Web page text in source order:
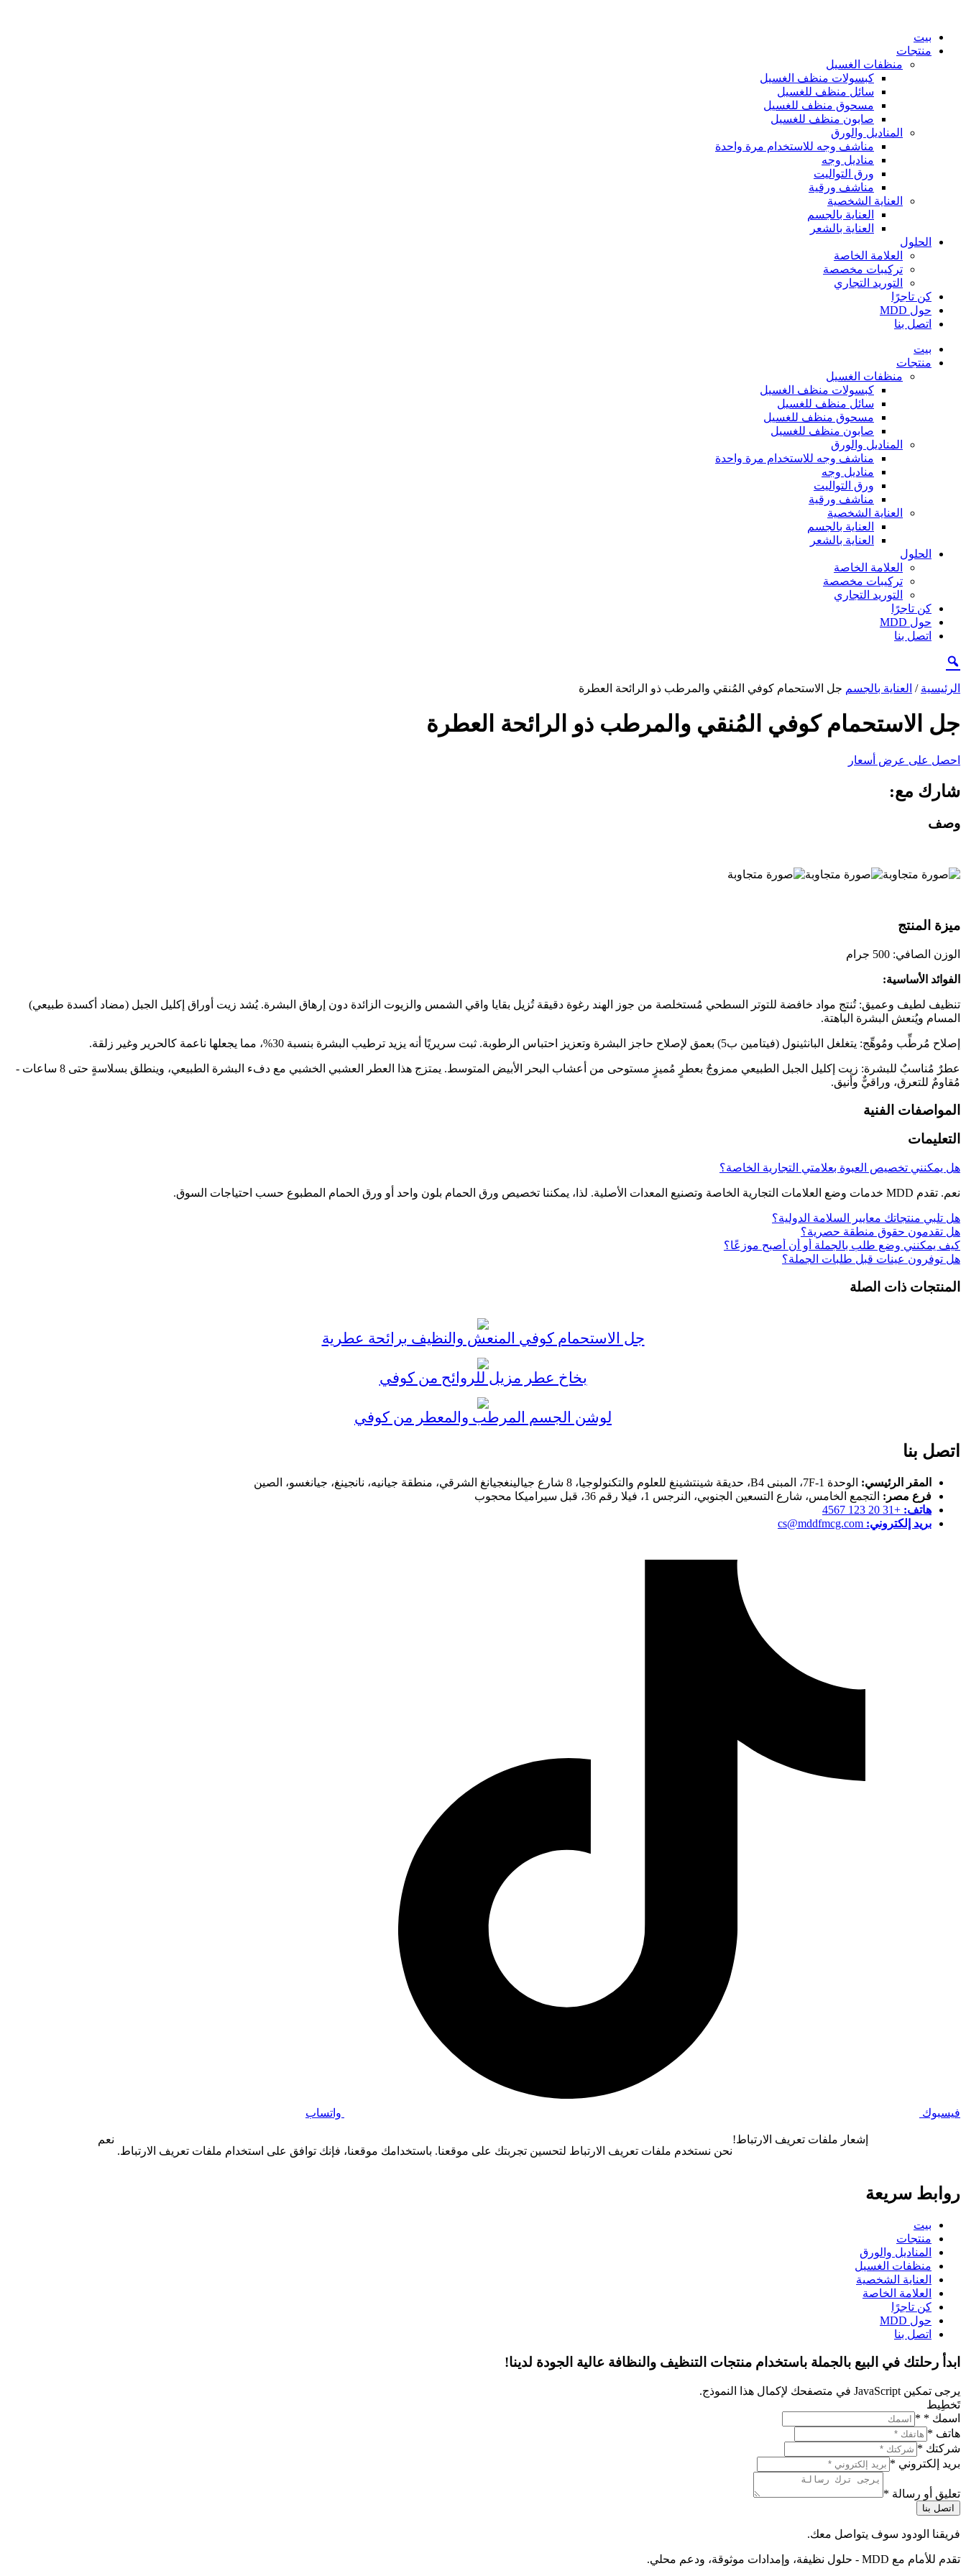
المحتوىبيت
منتجات
منظفات الغسيل
كبسولات منظف الغسيل
سائل منظف للغسيل
مسحوق منظف للغسيل
صابون منظف للغسيل
المناديل والورق
مناشف وجه للاستخدام مرة واحدة
مناديل وجه
ورق التواليت
مناشف ورقية
العناية الشخصية
العناية بالجسم
العناية بالشعر
الحلول
العلامة الخاصة
تركيبات مخصصة
التوريد التجاري
كن تاجرًا
حول MDD
اتصل بنا
بيت
منتجات
منظفات الغسيل
كبسولات منظف الغسيل
سائل منظف للغسيل
مسحوق منظف للغسيل
صابون منظف للغسيل
المناديل والورق
مناشف وجه للاستخدام مرة واحدة
مناديل وجه
ورق التواليت
مناشف ورقية
العناية الشخصية
العناية بالجسم
العناية بالشعر
الحلول
العلامة الخاصة
تركيبات مخصصة
التوريد التجاري
كن تاجرًا
حول MDD
اتصل بنا
الرئيسية / العناية بالجسم جل الاستحمام كوفي المُنقي والمرطب ذو الرائحة العطرة
جل الاستحمام كوفي المُنقي والمرطب ذو الرائحة العطرة
احصل على عرض أسعار
شارك مع:
وصف
ميزة المنتج
الوزن الصافي: 500 جرام
الفوائد الأساسية:
تنظيف لطيف وعميق: تُنتج مواد خافضة للتوتر السطحي مُستخلصة من جوز الهند رغوة دقيقة تُزيل بقايا واقي الشمس والزيوت الزائدة دون إرهاق البشرة. يُشد زيت أوراق إكليل الجبل (مضاد أكسدة طبيعي)
المسام ويُنعش البشرة الباهتة.
إصلاح مُرطِّب ومُوهِّج: يتغلغل البانثينول (فيتامين ب5) بعمق لإصلاح حاجز البشرة وتعزيز احتباس الرطوبة. ثبت سريريًا أنه يزيد ترطيب البشرة بنسبة 30%، مما يجعلها ناعمة كالحرير وغير زلقة.
عطرٌ مُناسبٌ للبشرة: زيت إكليل الجبل الطبيعي ممزوجٌ بعطرٍ مُميزٍ مستوحى من أعشاب البحر الأبيض المتوسط. يمتزج هذا العطر العشبي الخشبي مع دفء البشرة الطبيعي، وينطلق بسلاسةٍ حتى 8 ساعات -
مُقاومٌ للتعرق، وراقيٌّ وأنيق.
المواصفات الفنية
التعليمات
هل يمكنني تخصيص العبوة بعلامتي التجارية الخاصة؟
نعم. تقدم MDD خدمات وضع العلامات التجارية الخاصة وتصنيع المعدات الأصلية. لذا، يمكننا تخصيص ورق الحمام بلون واحد أو ورق الحمام المطبوع حسب احتياجات السوق.
هل تلبي منتجاتك معايير السلامة الدولية؟
هل تقدمون حقوق منطقة حصرية؟
كيف يمكنني وضع طلب بالجملة أو أن أصبح موزعًا؟
هل توفرون عينات قبل طلبات الجملة؟
المنتجات ذات الصلة
جل الاستحمام كوفي المنعش والنظيف برائحة عطرية
بخاخ عطر مزيل للروائح من كوفي
لوشن الجسم المرطب والمعطر من كوفي
اتصل بنا
المقر الرئيسي: الوحدة 1-7F، المبنى B4، حديقة شينتشينغ للعلوم والتكنولوجيا، 8 شارع جيالينغجيانغ الشرقي، منطقة جيانيه، نانجينغ، جيانغسو، الصين
فرع مصر: التجمع الخامس، شارع التسعين الجنوبي، النرجس 1، فيلا رقم 36، قبل سيراميكا محجوب
هاتف: +31 20 123 4567
بريد إلكتروني:
فيسبوك واتساب
إشعار ملفات تعريف الارتباط!
نحن نستخدم ملفات تعريف الارتباط لتحسين تجربتك على موقعنا. باستخدامك موقعنا، فإنك توافق على استخدام ملفات تعريف الارتباط.
نعم
روابط سريعة
بيت
منتجات
المناديل والورق
منظفات الغسيل
العناية الشخصية
العلامة الخاصة
كن تاجرًا
حول MDD
اتصل بنا
ابدأ رحلتك في البيع بالجملة باستخدام منتجات التنظيف والنظافة عالية الجودة لدينا!
يرجى تمكين JavaScript في متصفحك لإكمال هذا النموذج.
تَخطِيط
اسمك * *
هاتف *
شركتك *
بريد إلكتروني *
تعليق أو رسالة *
اتصل بنا
فريقنا الودود سوف يتواصل معك.
تقدم للأمام مع MDD - حلول نظيفة، وإمدادات موثوقة، ودعم محلي.